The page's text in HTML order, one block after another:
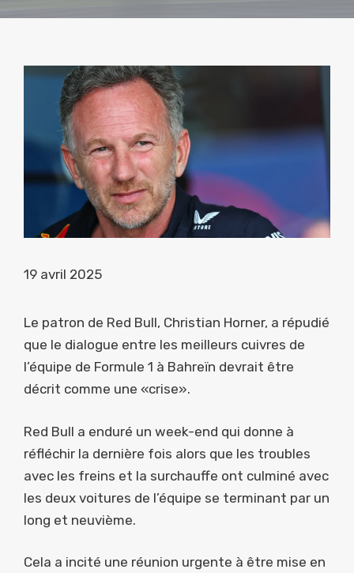
19 avril 2025
Le patron de Red Bull, Christian Horner, a répudié
que le dialogue entre les meilleurs cuivres de
l’équipe de Formule 1 à Bahreïn devrait être
décrit comme une «crise».
Red Bull a enduré un week-end qui donne à
réfléchir la dernière fois alors que les troubles
avec les freins et la surchauffe ont culminé avec
les deux voitures de l’équipe se terminant par un
long et neuvième.
Cela a incité une réunion urgente à être mise en